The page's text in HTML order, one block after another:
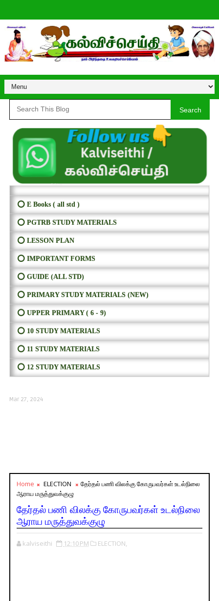
Search
⭕ E Books ( all std )
⭕ PGTRB STUDY MATERIALS
⭕ LESSON PLAN
⭕ IMPORTANT FORMS
⭕ GUIDE (ALL STD)
⭕ PRIMARY STUDY MATERIALS (NEW)
⭕ UPPER PRIMARY ( 6 - 9)
⭕ 10 STUDY MATERIALS
⭕ 11 STUDY MATERIALS
⭕ 12 STUDY MATERIALS
Mar 27, 2024
Home ELECTION
தேர்தல் பணி விலக்கு கோருபவர்கள் உடல்நிலை
ஆராய மருத்துவக்குழு
தேர்தல் பணி விலக்கு கோருபவர்கள் உடல்நிலை
ஆராய மருத்துவக்குழு
kalviseithi 12:10 PM ELECTION,